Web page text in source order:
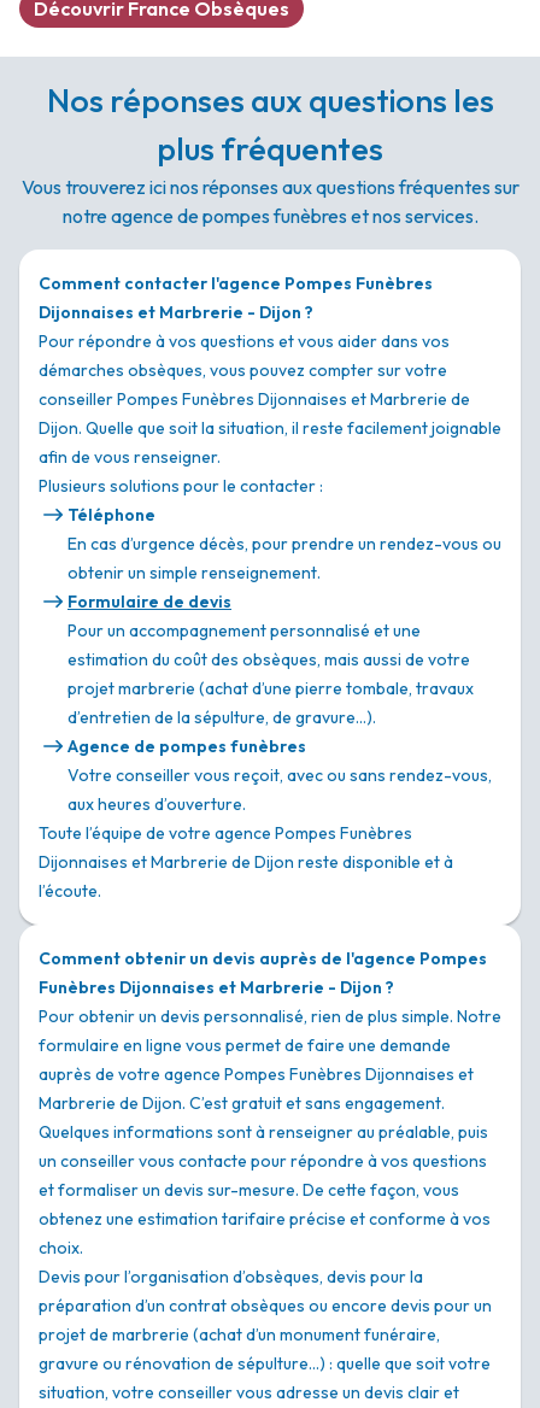
Découvrir France Obsèques
Nos réponses aux questions les
plus fréquentes
Vous trouverez ici nos réponses aux questions fréquentes sur
notre agence de pompes funèbres et nos services.
Comment contacter l'agence Pompes Funèbres
Dijonnaises et Marbrerie - Dijon ?
Pour répondre à vos questions et vous aider dans vos
démarches obsèques, vous pouvez compter sur votre
conseiller Pompes Funèbres Dijonnaises et Marbrerie de
Dijon. Quelle que soit la situation, il reste facilement joignable
afin de vous renseigner.
Plusieurs solutions pour le contacter :
Téléphone
En cas d’urgence décès, pour prendre un rendez-vous ou
obtenir un simple renseignement.
Formulaire de devis
Pour un accompagnement personnalisé et une
estimation du coût des obsèques, mais aussi de votre
projet marbrerie (achat d’une pierre tombale, travaux
d’entretien de la sépulture, de gravure…).
Agence de pompes funèbres
Votre conseiller vous reçoit, avec ou sans rendez-vous,
aux heures d’ouverture.
Toute l’équipe de votre agence Pompes Funèbres
Dijonnaises et Marbrerie de Dijon reste disponible et à
l’écoute.
Comment obtenir un devis auprès de l'agence Pompes
Funèbres Dijonnaises et Marbrerie - Dijon ?
Pour obtenir un devis personnalisé, rien de plus simple. Notre
formulaire en ligne vous permet de faire une demande
auprès de votre agence Pompes Funèbres Dijonnaises et
Marbrerie de Dijon. C’est gratuit et sans engagement.
Quelques informations sont à renseigner au préalable, puis
un conseiller vous contacte pour répondre à vos questions
et formaliser un devis sur-mesure. De cette façon, vous
obtenez une estimation tarifaire précise et conforme à vos
choix.
Devis pour l’organisation d’obsèques, devis pour la
préparation d’un contrat obsèques ou encore devis pour un
projet de marbrerie (achat d’un monument funéraire,
gravure ou rénovation de sépulture…) : quelle que soit votre
situation, votre conseiller vous adresse un devis clair et